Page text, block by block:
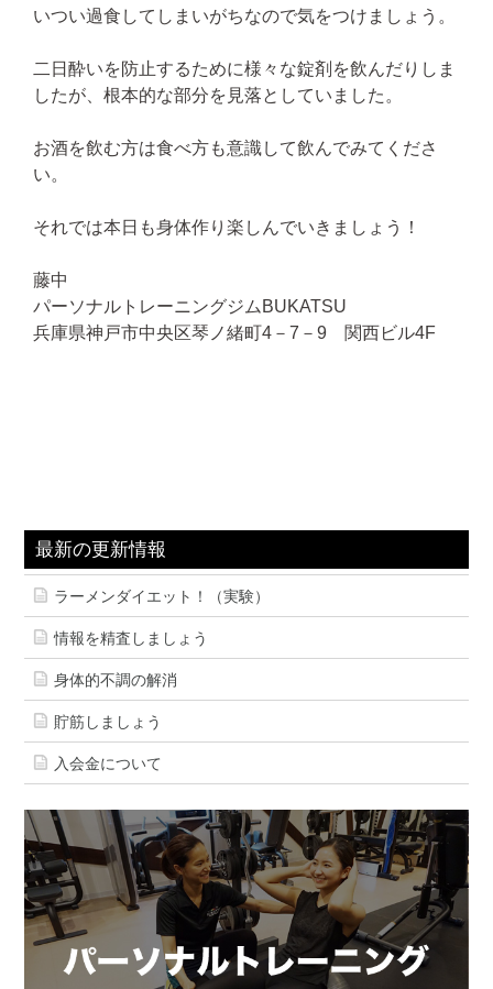
いつい過食してしまいがちなので気をつけましょう。
二日酔いを防止するために様々な錠剤を飲んだりしま
したが、根本的な部分を見落としていました。
お酒を飲む方は食べ方も意識して飲んでみてくださ
い。
それでは本日も身体作り楽しんでいきましょう！
藤中
パーソナルトレーニングジムBUKATSU
兵庫県神戸市中央区琴ノ緒町4－7－9 関西ビル4F
最新の更新情報
ラーメンダイエット！（実験）
情報を精査しましょう
身体的不調の解消
貯筋しましょう
入会金について